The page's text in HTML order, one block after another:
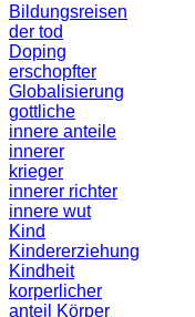
Bildungsreisen
der tod
Doping
erschopfter
Globalisierung
gottliche
innere anteile
innerer
krieger
innerer richter
innere wut
Kind
Kindererziehung
Kindheit
korperlicher
anteil
Körper